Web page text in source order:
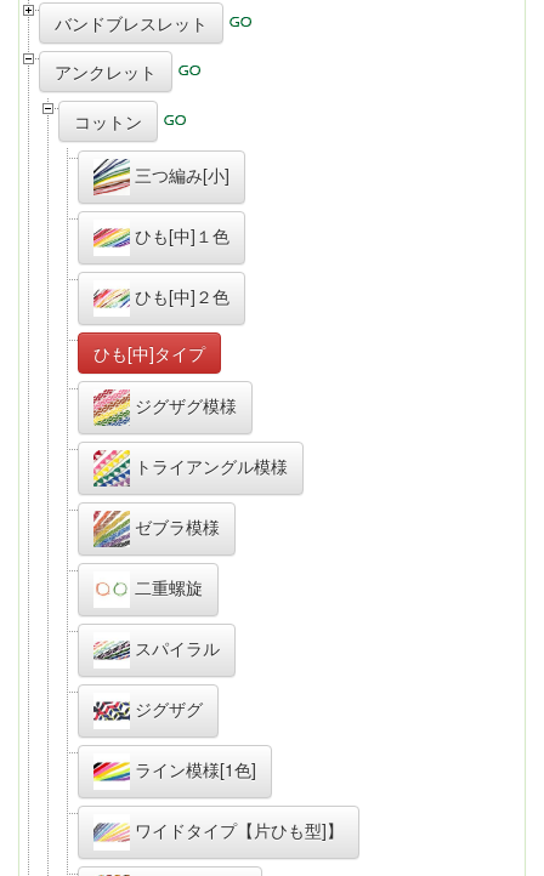
バンドブレスレット
アンクレット
コットン
三つ編み[小]
ひも[中]１色
ひも[中]２色
ひも[中]タイプ
ジグザグ模様
トライアングル模様
ゼブラ模様
二重螺旋
スパイラル
ジグザグ
ライン模様[1色]
ワイドタイプ【片ひも型]】